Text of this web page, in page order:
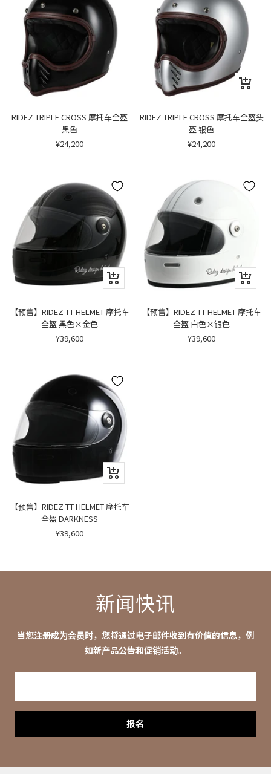
RIDEZ TRIPLE CROSS 摩托车全盔
黑色
销
¥24,200
快
速
览
RIDEZ TRIPLE CROSS 摩托车全盔头
盔 银色
销
¥24,200
快
速
览
【预售】RIDEZ TT HELMET 摩托车
全盔 黑色×金色
销
¥39,600
快
速
览
【预售】RIDEZ TT HELMET 摩托车
全盔 白色×银色
销
¥39,600
快
速
览
【预售】RIDEZ TT HELMET 摩托车
全盔 DARKNESS
销
¥39,600
新闻快讯
当您注册成为会员时，您将通过电子邮件收到有价值的信息，例
如新产品公告和促销活动。
报名